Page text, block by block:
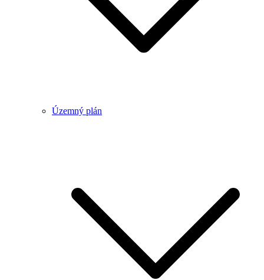
Územný plán